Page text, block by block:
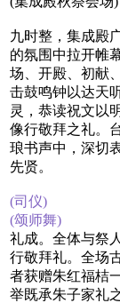
九时整，集成殿
的氛围中拉开帷
场、开殿、初献
击鼓鸣钟以达天
灵，恭读祝文以
像行敬拜之礼。
琅书声中，深切
先贤。
(司仪)
(颂师舞)
礼成。全体与祭
行敬拜礼。全场
者获赠朱红福桔
举既承朱子家礼